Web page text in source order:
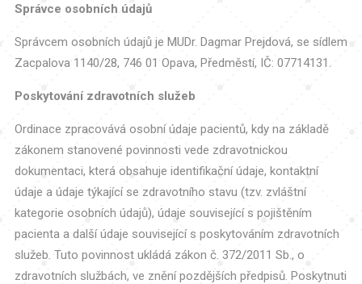
Správce osobních údajů
Správcem osobních údajů je MUDr. Dagmar Prejdová, se sídlem
Zacpalova 1140/28, 746 01 Opava, Předměstí, IČ: 07714131.
Poskytování zdravotních služeb
Ordinace zpracovává osobní údaje pacientů, kdy na základě
zákonem stanovené povinnosti vede zdravotnickou
dokumentaci, která obsahuje identifikační údaje, kontaktní
údaje a údaje týkající se zdravotního stavu (tzv. zvláštní
kategorie osobních údajů), údaje související s pojištěním
pacienta a další údaje související s poskytováním zdravotních
služeb. Tuto povinnost ukládá zákon č. 372/2011 Sb., o
zdravotních službách, ve znění pozdějších předpisů. Poskytnuti